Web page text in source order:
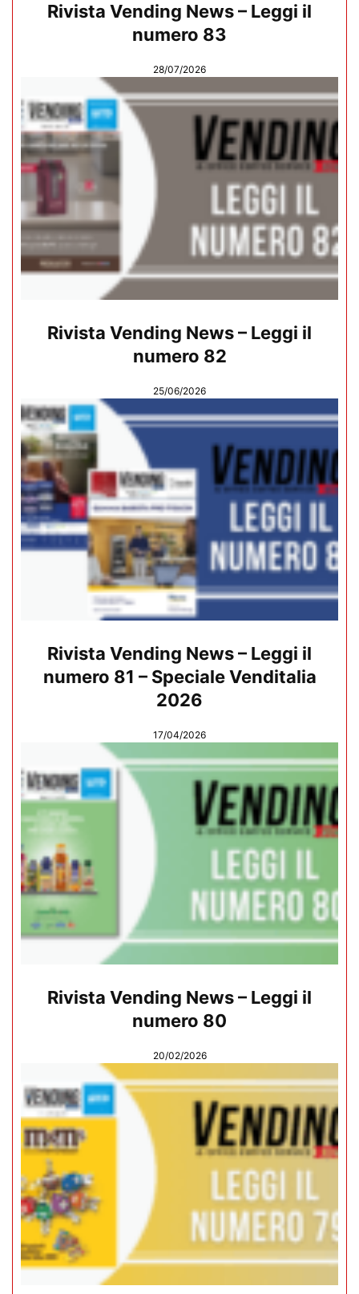
Rivista Vending News – Leggi il
numero 83
28/07/2026
Rivista Vending News – Leggi il
numero 82
25/06/2026
Rivista Vending News – Leggi il
numero 81 – Speciale Venditalia
2026
17/04/2026
Rivista Vending News – Leggi il
numero 80
20/02/2026